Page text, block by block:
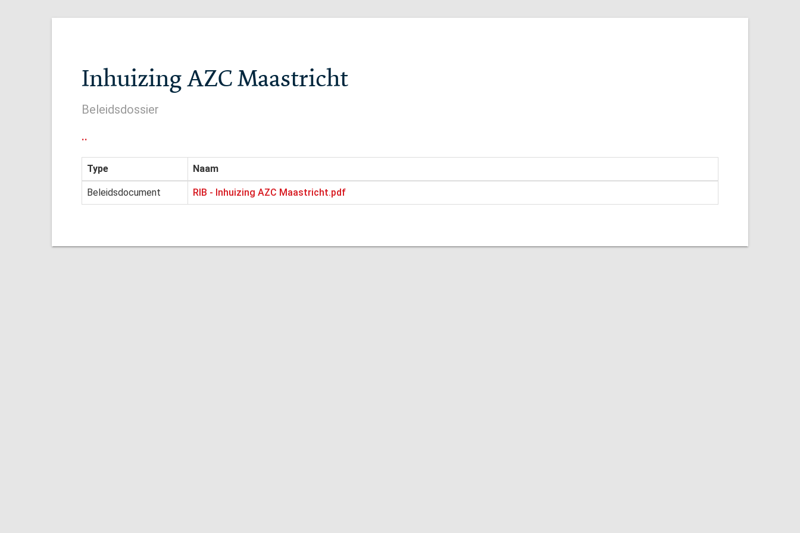
Inhuizing AZC Maastricht
Beleidsdossier
..
Type Naam
Beleidsdocument RIB - Inhuizing AZC Maastricht.pdf